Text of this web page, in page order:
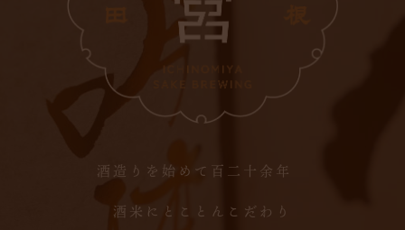
酒造りを始めて百二十余年
酒米にとことんこだわり